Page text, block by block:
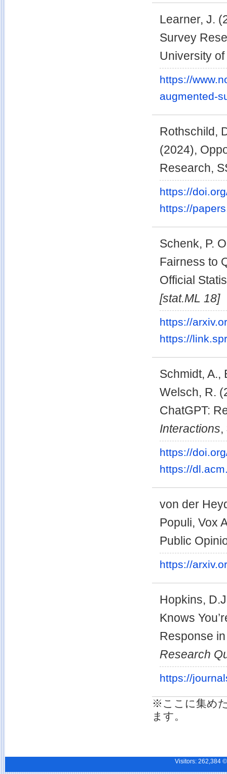
Learner, J.
Survey
University
https://
augmented-
Rothschild,
(2024),
Research,
https://
https://
Schenk, P.
Fairness to
Official
[stat.ML 18]
https://
https://
Schmidt, A.,
Welsch, R.
ChatGPT:
Interactions,
https://
https://
von der
Populi, Vox
Public
https://
Hopkins,
Knows
Response
Research
https://
※ここに集め
ます。
Visitors: 262,384